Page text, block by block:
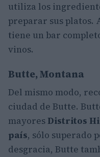
utiliza los
preparar sus platos.
tiene un bar
vinos.
Butte, Montana
Del mismo modo,
ciudad de Butte.
mayores Distritos
país, sólo superado
desgracia, Butte